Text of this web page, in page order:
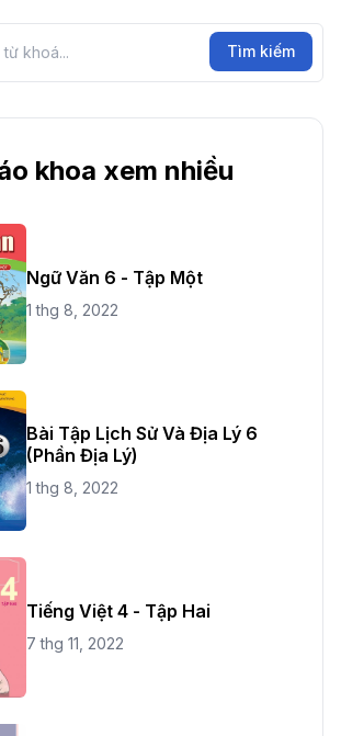
Tìm kiếm
khoa xem nhiều
Ngữ Văn 6 - Tập Một
1 thg 8, 2022
Bài Tập Lịch Sử Và Địa Lý 6
(Phần Địa Lý)
1 thg 8, 2022
Tiếng Việt 4 - Tập Hai
7 thg 11, 2022